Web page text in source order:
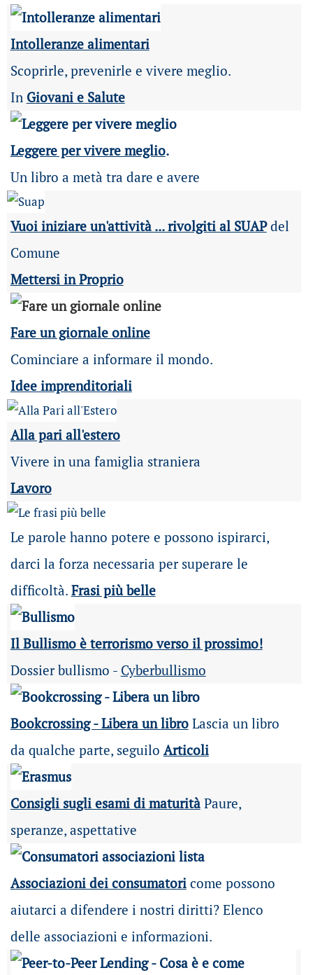
Intolleranze alimentari
Scoprirle, prevenirle e vivere meglio.
In Giovani e Salute
Leggere per vivere meglio.
Un libro a metà tra dare e avere
Vuoi iniziare un'attività ... rivolgiti al SUAPdel
Comune
Mettersi in Proprio
Fare un giornale online
Cominciare a informare il mondo.
Idee imprenditoriali
Alla pari all'estero
Vivere in una famiglia straniera
Lavoro
Le parole hanno potere e possono ispirarci,
darci la forza necessaria per superare le
difficoltà. Frasi più belle
Il Bullismo è terrorismo verso il prossimo!
Dossier bullismo - Cyberbullismo
Bookcrossing - Libera un libroLascia un libro
da qualche parte, seguilo Articoli
Consigli sugli esami di maturità Paure,
speranze, aspettative
Associazioni dei consumatoricome possono
aiutarci a difendere i nostri diritti? Elenco
delle associazioni e informazioni.